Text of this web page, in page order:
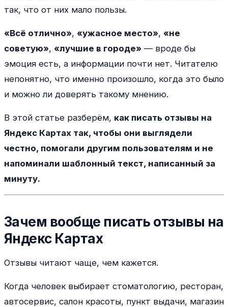
так, что от них мало пользы.
«Всё отлично», «ужасное место», «не
советую», «лучшие в городе» — вроде бы
эмоция есть, а информации почти нет. Читателю
непонятно, что именно произошло, когда это было
и можно ли доверять такому мнению.
В этой статье разберём, как писать отзывы на
Яндекс Картах так, чтобы они выглядели
честно, помогали другим пользователям и не
напоминали шаблонный текст, написанный за
минуту.
Зачем вообще писать отзывы на
Яндекс Картах
Отзывы читают чаще, чем кажется.
Когда человек выбирает стоматологию, ресторан,
автосервис, салон красоты, пункт выдачи, магазин